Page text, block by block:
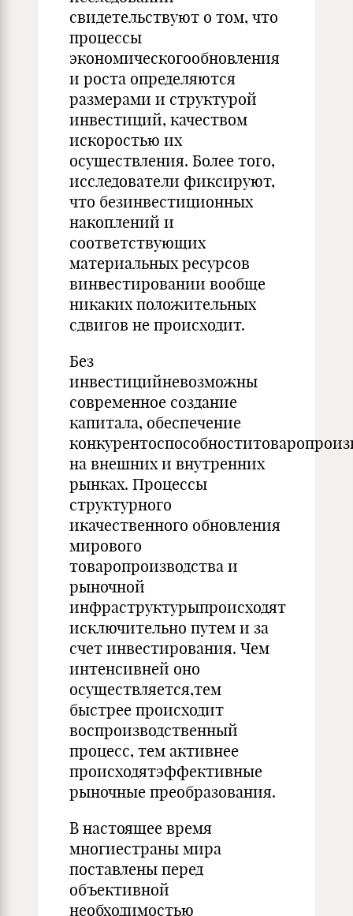
свидетельствуют о том, что
процессы
экономическогообновления
и роста определяются
размерами и структурой
инвестиций, качеством
искоростью их
осуществления. Более того,
исследователи фиксируют,
что безинвестиционных
накоплений и
соответствующих
материальных ресурсов
винвестировании вообще
никаких положительных
сдвигов не происходит.
Без
инвестицийневозможны
современное создание
капитала, обеспечение
на внешних и внутренних
рынках. Процессы
структурного
икачественного обновления
мирового
товаропроизводства и
рыночной
инфраструктурыпроисходят
исключительно путем и за
счет инвестирования. Чем
интенсивней оно
осуществляется,тем
быстрее происходит
воспроизводственный
процесс, тем активнее
происходятэффективные
рыночные преобразования.
В настоящее время
многиестраны мира
поставлены перед
объективной
необходимостью